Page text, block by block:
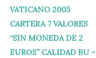
VATICANO 2005
CARTERA 7 VALORES
“SIN MONEDA DE 2
EUROS” CALIDAD BU –